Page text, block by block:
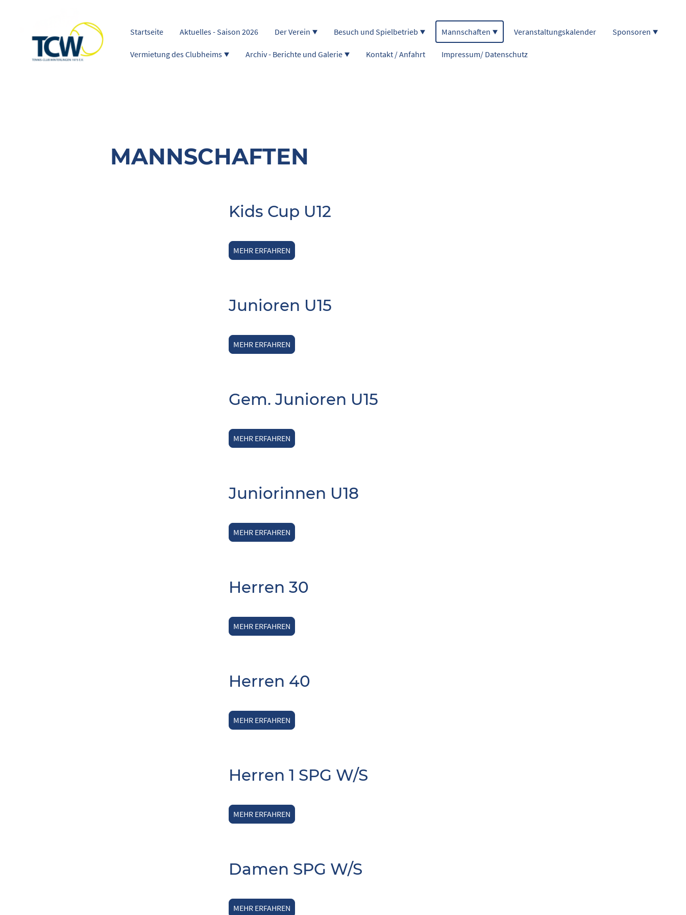
Startseite Aktuelles - Saison 2026 Der Verein Besuch und Spielbetrieb Mannschaften Veranstaltungskalender Sponsoren
Vermietung des Clubheims Archiv - Berichte und Galerie Kontakt / Anfahrt Impressum/ Datenschutz
MANNSCHAFTEN
Kids Cup U12
MEHR ERFAHREN
Junioren U15
MEHR ERFAHREN
Gem. Junioren U15
MEHR ERFAHREN
Juniorinnen U18
MEHR ERFAHREN
Herren 30
MEHR ERFAHREN
Herren 40
MEHR ERFAHREN
Herren 1 SPG W/S
MEHR ERFAHREN
Damen SPG W/S
MEHR ERFAHREN